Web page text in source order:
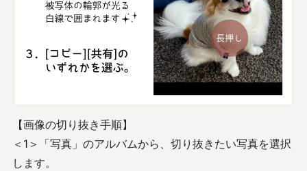
【画像の切り抜き手順】
＜1＞「写真」のアルバムから、切り抜きたい写真を選択
します。